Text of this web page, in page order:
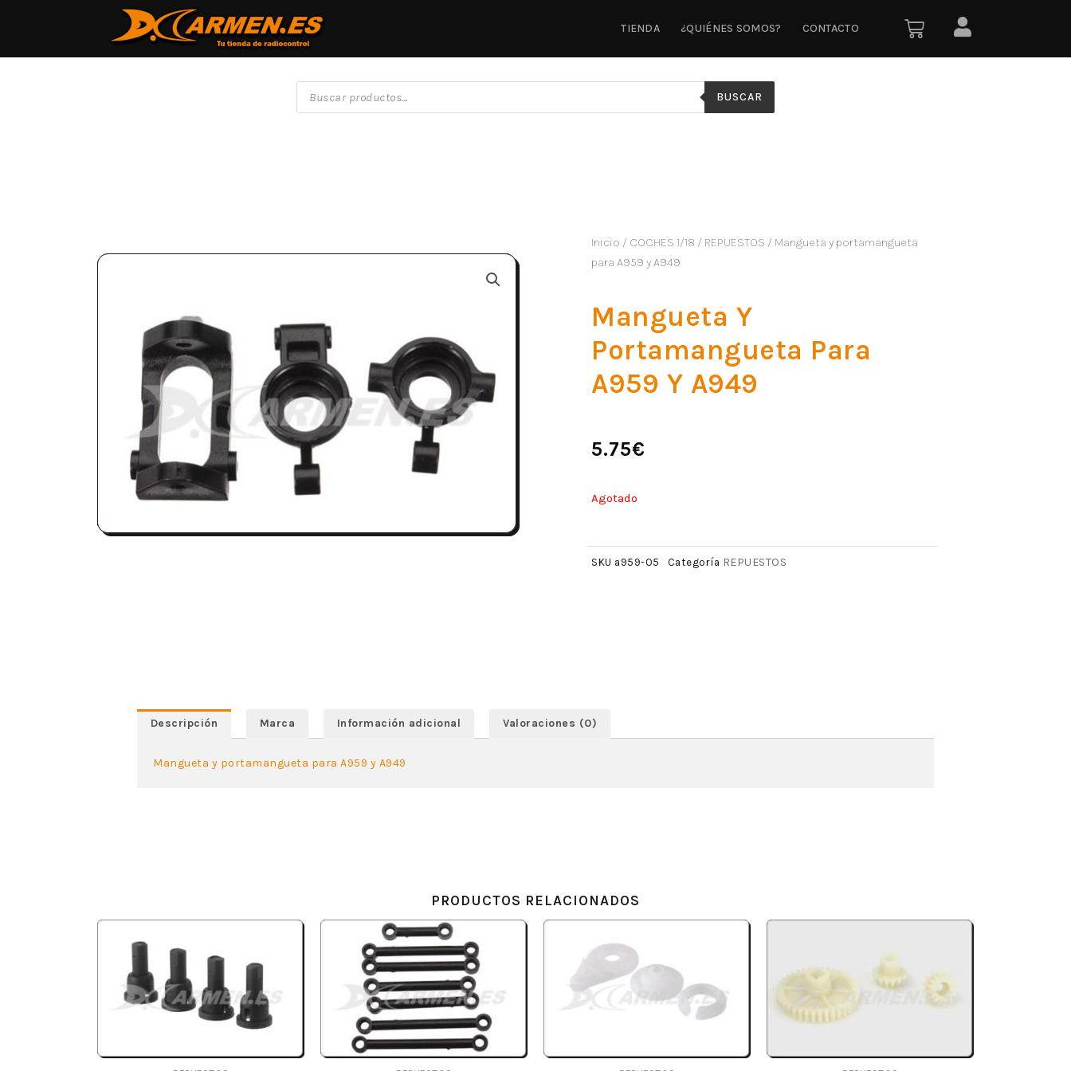
TIENDA ¿QUIÉNES SOMOS? CONTACTO
BUSCAR
Inicio / COCHES 1/18 / REPUESTOS / Mangueta y portamangueta
para A959 y A949
Mangueta Y
Portamangueta Para
A959 Y A949
5.75€
Agotado
SKU a959-05 Categoría REPUESTOS
Descripción Marca Información adicional Valoraciones (0)
Mangueta y portamangueta para A959 y A949
PRODUCTOS RELACIONADOS